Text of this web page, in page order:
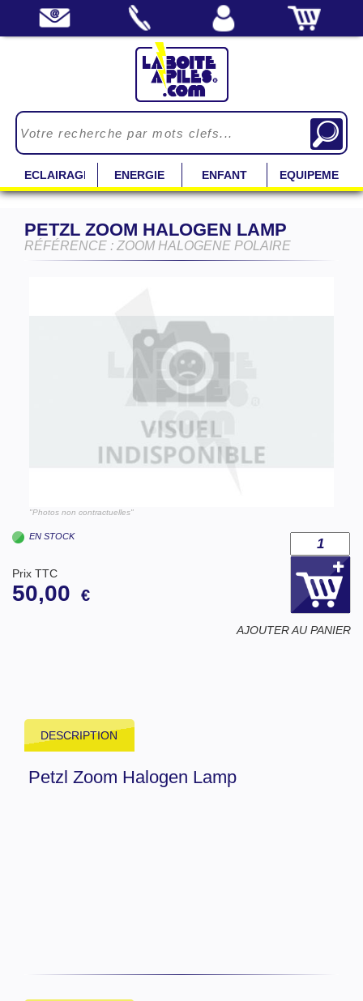
ECLAIRAGE ENERGIE ENFANT EQUIPEMENT
PETZL ZOOM HALOGEN LAMP
RÉFÉRENCE : ZOOM HALOGENE POLAIRE
"Photos non contractuelles"
EN STOCK
Prix TTC
50,00 €
AJOUTER AU PANIER
DESCRIPTION
Petzl Zoom Halogen Lamp